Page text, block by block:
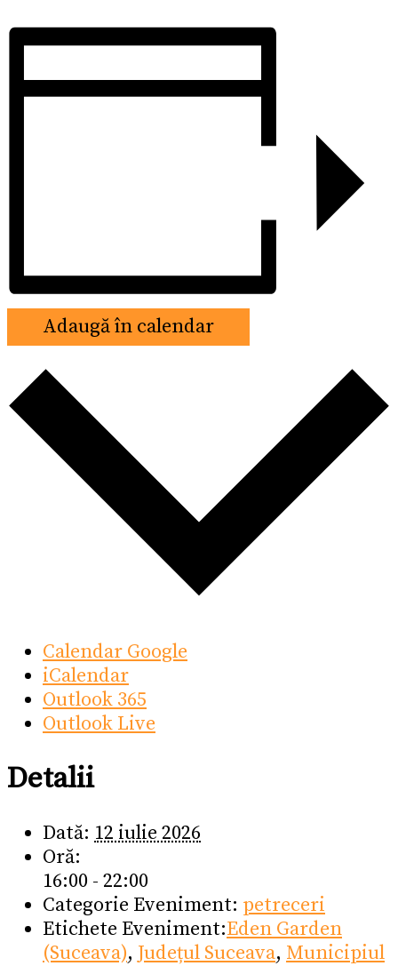
Adaugă în calendar
Calendar Google
iCalendar
Outlook 365
Outlook Live
Detalii
Dată: 12 iulie 2026
Oră:
16:00 - 22:00
Categorie Eveniment: petreceri
Etichete Eveniment:Eden Garden
(Suceava), Județul Suceava, Municipiul